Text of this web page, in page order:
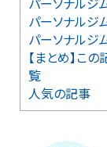
パーソナルジ
パーソナルジ
【まとめ】こ
覧
人気の記事